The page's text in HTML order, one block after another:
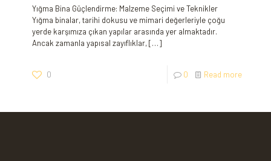
Yığma Bina Güçlendirme: Malzeme Seçimi ve Teknikler
Yığma binalar, tarihi dokusu ve mimari değerleriyle çoğu
⁣yerde karşımıza çıkan yapılar arasında yer almaktadır.
Ancak zamanla yapısal zayıflıklar,[…]
0 0 Read more